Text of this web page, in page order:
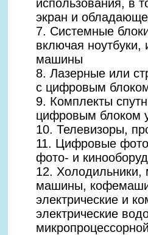
использования, в
экран и
7. Системные
включая
машины
8. Лазерные или
с цифровым
9. Комплекты
цифровым блоком
10. Телевизоры,
11. Цифровые
фото- и
12. Холодильники,
машины,
электрические и
электрические